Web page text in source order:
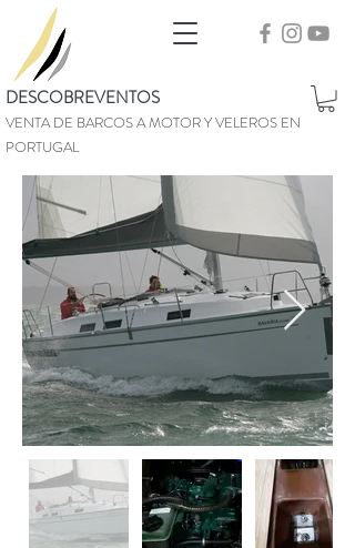
DESCOBREVENTOS
VENTA DE BARCOS A MOTOR Y VELEROS EN
PORTUGAL